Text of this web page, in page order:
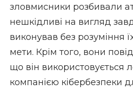
зловмисники розбивали
нешкідливі на вигляд
виконував без розуміння
мети. Крім того, вони
що він використовується
компанією кібербезпеки